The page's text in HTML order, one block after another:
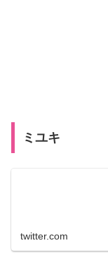
ミユキ
twitter.com